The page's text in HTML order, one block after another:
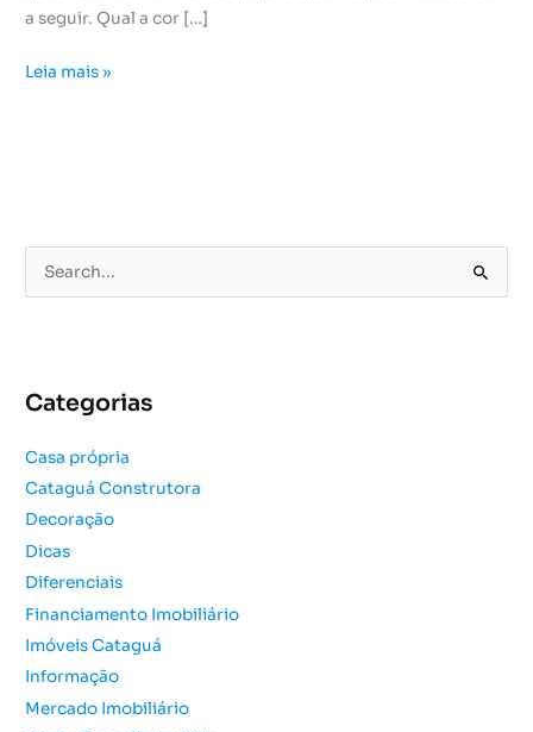
a seguir. Qual a cor […]
Leia mais »
e
i
a
r
p
o
r
Categorias
Casa própria
Cataguá Construtora
Decoração
Dicas
Diferenciais
Financiamento Imobiliário
Imóveis Cataguá
Informação
Mercado Imobiliário